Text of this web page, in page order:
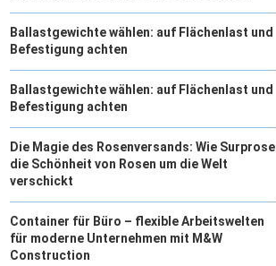
Ballastgewichte wählen: auf Flächenlast und
Befestigung achten
Ballastgewichte wählen: auf Flächenlast und
Befestigung achten
Die Magie des Rosenversands: Wie Surprose
die Schönheit von Rosen um die Welt
verschickt
Container für Büro – flexible Arbeitswelten
für moderne Unternehmen mit M&W
Construction